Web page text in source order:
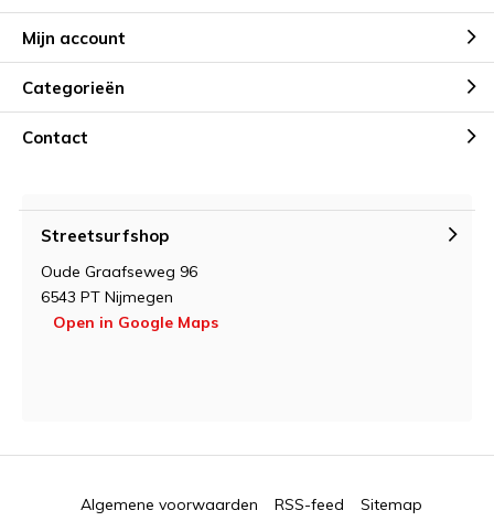
Mijn account
Categorieën
Contact
Streetsurfshop
Oude Graafseweg 96
6543 PT Nijmegen
Open in Google Maps
Algemene voorwaarden RSS-feed Sitemap